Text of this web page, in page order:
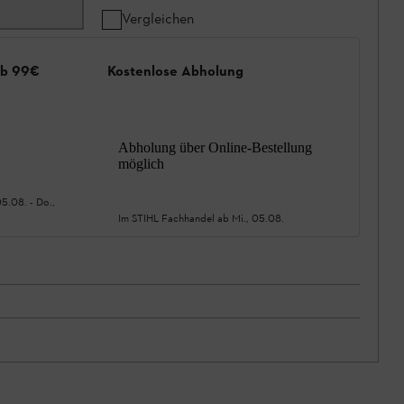
Vergleichen
99€
- Do.,
Kostenlose Abholung
Abholung über Online-Bestellung
möglich
Im STIHL Fachhandel ab Mi., 05.08.